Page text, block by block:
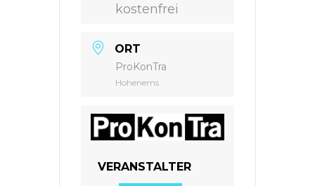
kostenfrei
ORT
ProKonTra
Hohenems
VERANSTALTER